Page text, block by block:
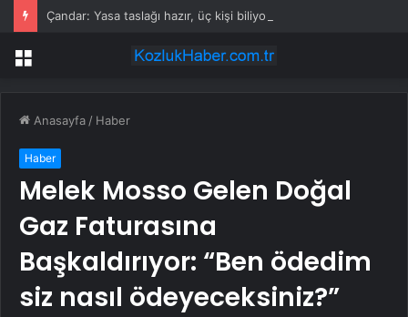
Çandar: Yasa taslağı hazır, üç kişi biliyor
Menü
Anasayfa / Haber
Haber
Melek Mosso Gelen Doğal
Gaz Faturasına
Başkaldırıyor: “Ben ödedim
siz nasıl ödeyeceksiniz?”